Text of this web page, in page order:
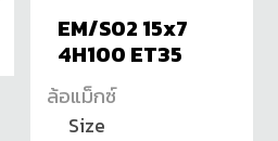
EM/S02 15x7
4H100 ET35
ล้อแม็กซ์
Size